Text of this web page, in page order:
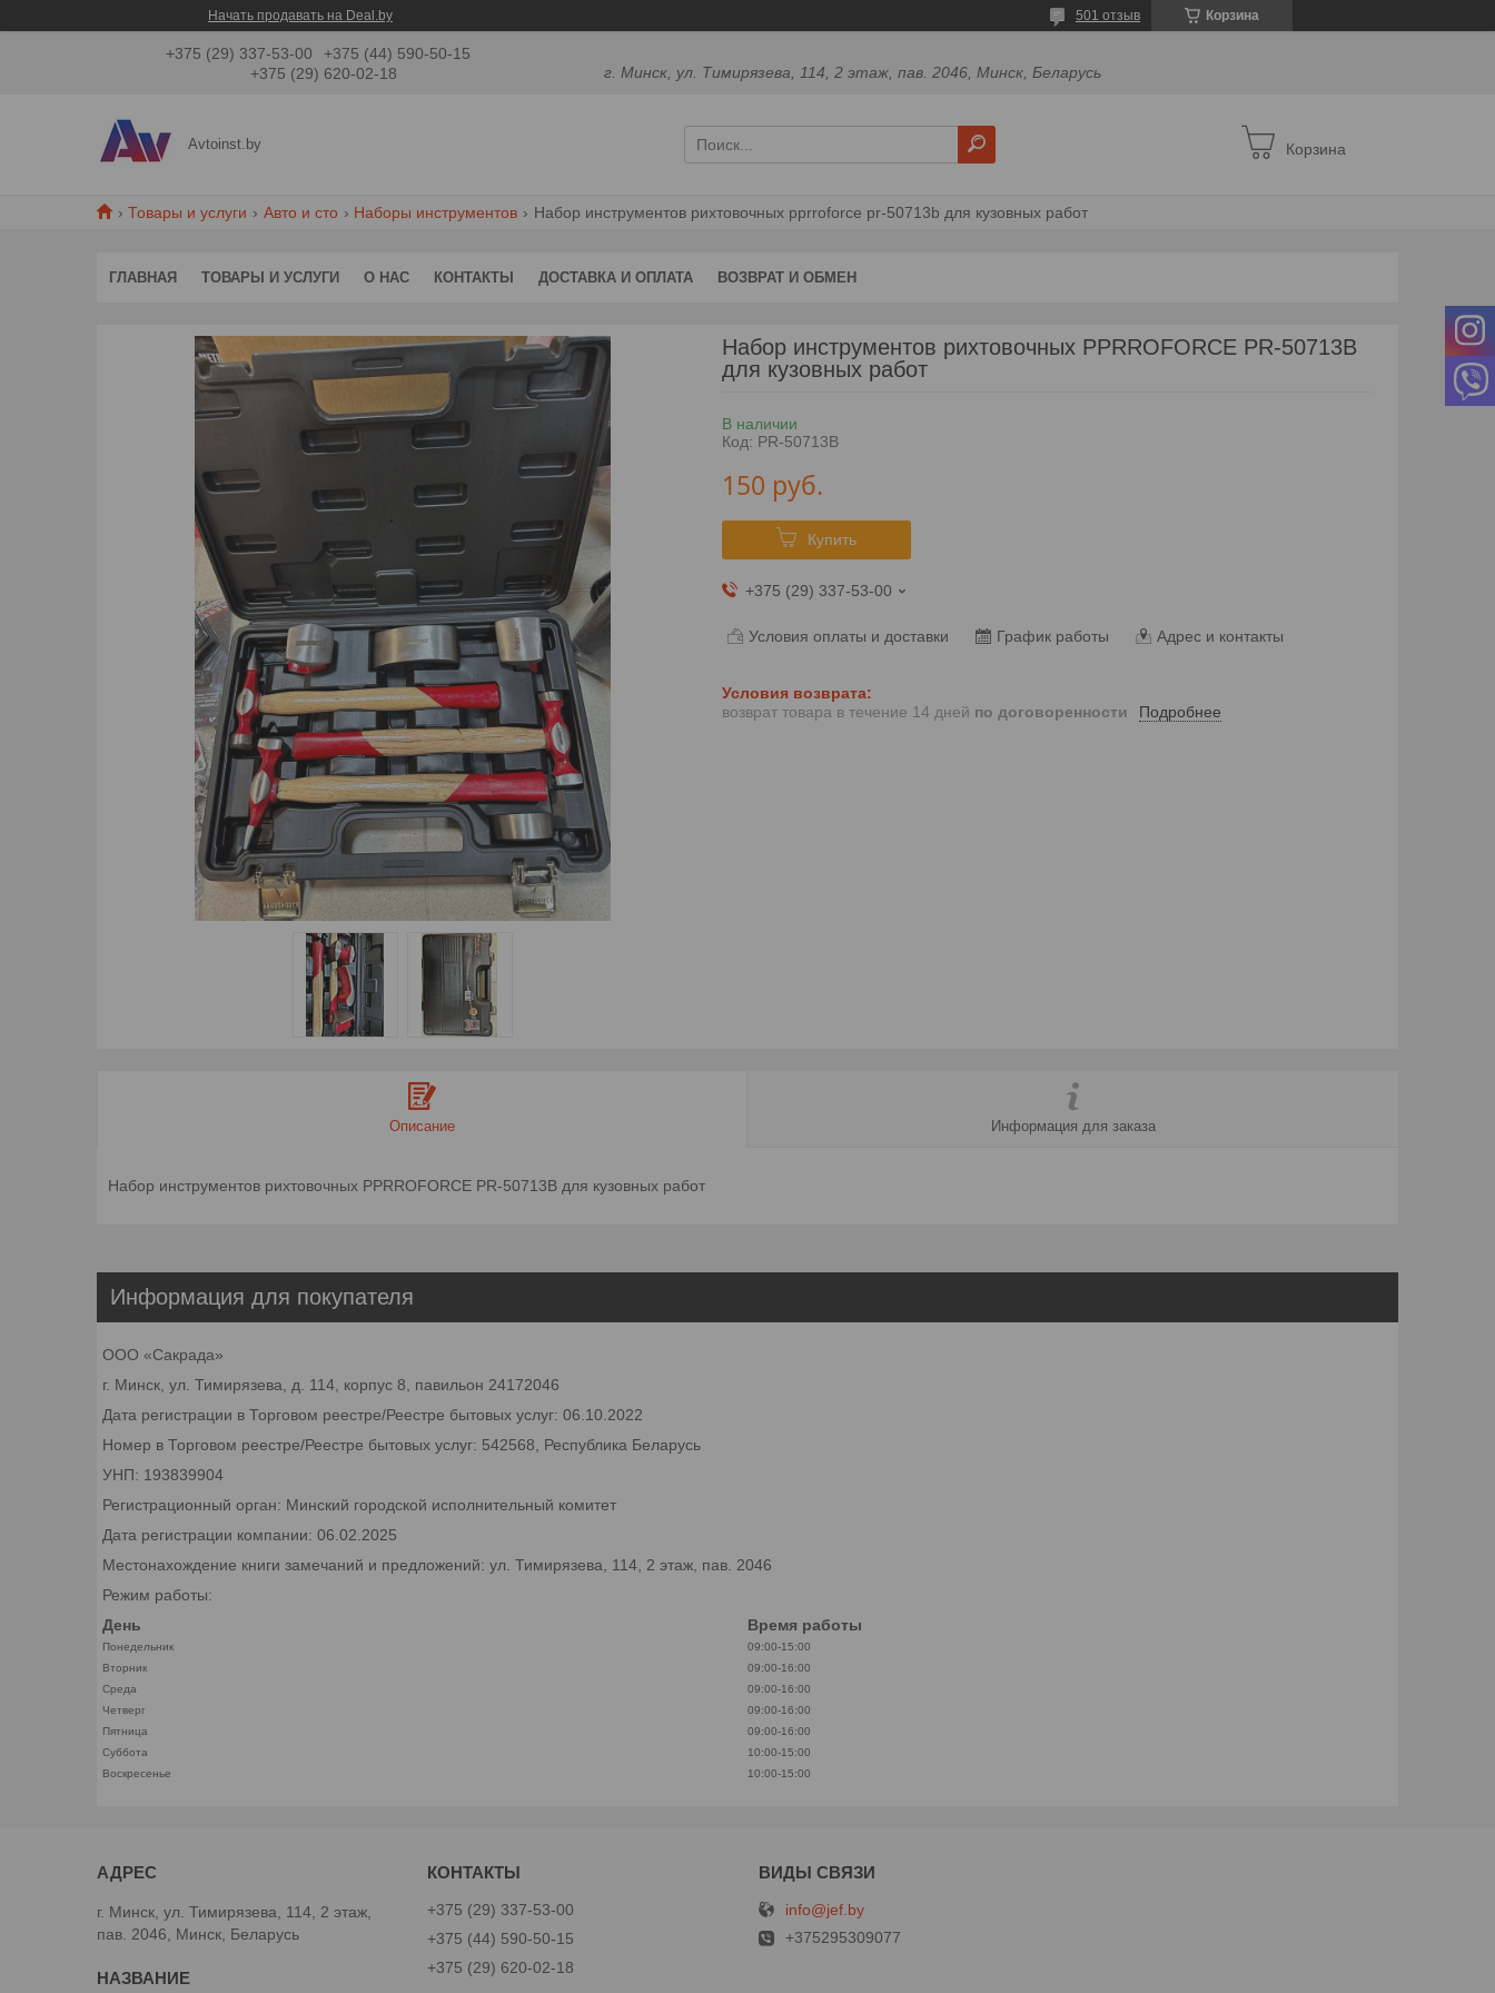
Начать продавать на Deal.by Корзина
501 отзыв
+375 (29) 337-53-00
+375 (44) 590-50-15
+375 (29) 620-02-18
г. Минск, ул. Тимирязева, 114, 2 этаж, пав. 2046, Минск, Беларусь
Avtoinst.by Корзина
Товары и услуги Авто и сто Наборы инструментов Набор инструментов рихтовочных pprroforce pr-50713b для кузовных работ
ГЛАВНАЯ ТОВАРЫ И УСЛУГИ О НАС КОНТАКТЫ ДОСТАВКА И ОПЛАТА ВОЗВРАТ И ОБМЕН
Набор инструментов рихтовочных PPRROFORCE PR-50713B
для кузовных работ
В наличии
Код: PR-50713B
150 руб.
Купить
+375 (29) 337-53-00
Условия оплаты и доставки График работы Адрес и контакты
возврат товара в течение 14 дней по договоренности Подробнее
Описание Информация для заказа
Набор инструментов рихтовочных PPRROFORCE PR-50713B для кузовных работ
Информация для покупателя
ООО «Сакрада»
г. Минск, ул. Тимирязева, д. 114, корпус 8, павильон 24172046
Дата регистрации в Торговом реестре/Реестре бытовых услуг: 06.10.2022
Номер в Торговом реестре/Реестре бытовых услуг: 542568, Республика Беларусь
УНП: 193839904
Регистрационный орган: Минский городской исполнительный комитет
Дата регистрации компании: 06.02.2025
Местонахождение книги замечаний и предложений: ул. Тимирязева, 114, 2 этаж, пав. 2046
Режим работы:
День
Время работы
Понедельник
09:00-15:00
Вторник
09:00-16:00
Среда
09:00-16:00
Четверг
09:00-16:00
Пятница
09:00-16:00
Суббота
10:00-15:00
Воскресенье
10:00-15:00
г. Минск, ул. Тимирязева, 114, 2 этаж,
пав. 2046, Минск, Беларусь
+375 (29) 337-53-00
+375 (44) 590-50-15
+375 (29) 620-02-18
info@jef.by
+375295309077